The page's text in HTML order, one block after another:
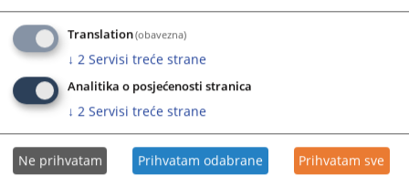
Sudija Anđelko Vračar
Anđelko Vračar, sudija Osnovnog suda Mrkonjić Grad.
10.07.2008.
Translation(obavezna)
↓ 2 Servisi treće strane
Analitika o posjećenosti stranica
↓ 2 Servisi treće strane
Ne prihvatam Prihvatam odabrane Prihvatam sve